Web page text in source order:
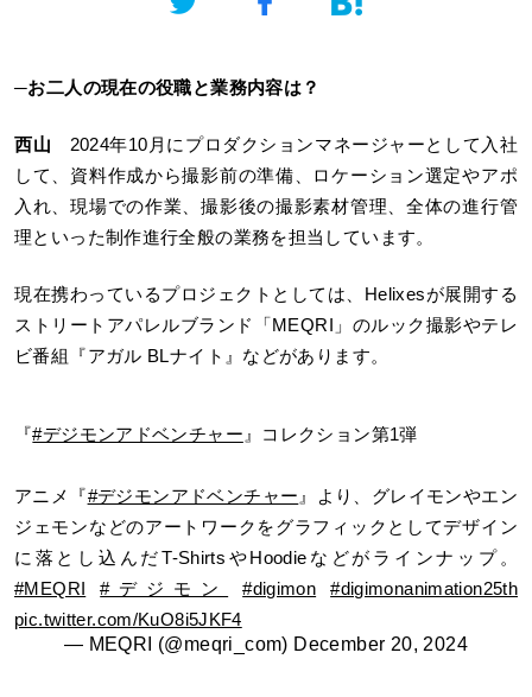
─お二人の現在の役職と業務内容は？
西山 2024年10月にプロダクションマネージャーとして入社
して、資料作成から撮影前の準備、ロケーション選定やアポ
入れ、現場での作業、撮影後の撮影素材管理、全体の進行管
理といった制作進行全般の業務を担当しています。
現在携わっているプロジェクトとしては、Helixesが展開する
ストリートアパレルブランド「MEQRI」のルック撮影やテレ
ビ番組『アガル BLナイト』などがあります。
『#デジモンアドベンチャー 』コレクション第1弾
アニメ『#デジモンアドベンチャー 』より、グレイモンやエン
ジェモンなどのアートワークをグラフィックとしてデザイン
に落とし込んだT-ShirtsやHoodieなどがラインナップ。
#MEQRI
#デジモン #digimon
#digimonanimation25th
pic.twitter.com/KuO8i5JKF4
— MEQRI (@meqri_com) December 20, 2024